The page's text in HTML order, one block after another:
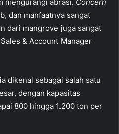
dan manfaatnya sangat
dari mangrove juga sangat
& Account Manager
dikenal sebagai salah satu
dengan kapasitas
800 hingga 1.200 ton per